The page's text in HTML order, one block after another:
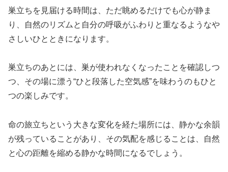
巣立ちを見届ける時間は、ただ眺めるだけでも心が静ま
り、自然のリズムと自分の呼吸がふわりと重なるようなや
さしいひとときになります。
巣立ちのあとには、巣が使われなくなったことを確認しつ
つ、その場に漂う“ひと段落した空気感”を味わうのもひと
つの楽しみです。
命の旅立ちという大きな変化を経た場所には、静かな余韻
が残っていることがあり、その気配を感じることは、自然
と心の距離を縮める静かな時間になるでしょう。